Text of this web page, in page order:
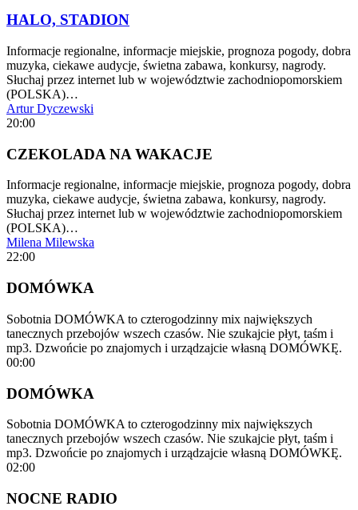
HALO, STADION
Informacje regionalne, informacje miejskie, prognoza pogody, dobra
muzyka, ciekawe audycje, świetna zabawa, konkursy, nagrody.
Słuchaj przez internet lub w województwie zachodniopomorskiem
(POLSKA)…
Artur Dyczewski
20:00
CZEKOLADA NA WAKACJE
Informacje regionalne, informacje miejskie, prognoza pogody, dobra
muzyka, ciekawe audycje, świetna zabawa, konkursy, nagrody.
Słuchaj przez internet lub w województwie zachodniopomorskiem
(POLSKA)…
Milena Milewska
22:00
DOMÓWKA
Sobotnia DOMÓWKA to czterogodzinny mix największych
tanecznych przebojów wszech czasów. Nie szukajcie płyt, taśm i
mp3. Dzwońcie po znajomych i urządzajcie własną DOMÓWKĘ.
00:00
DOMÓWKA
Sobotnia DOMÓWKA to czterogodzinny mix największych
tanecznych przebojów wszech czasów. Nie szukajcie płyt, taśm i
mp3. Dzwońcie po znajomych i urządzajcie własną DOMÓWKĘ.
02:00
NOCNE RADIO